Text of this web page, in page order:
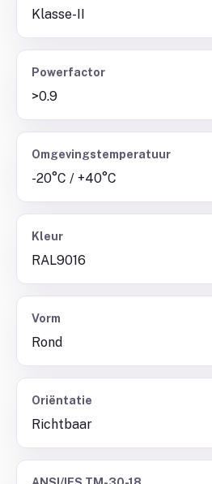
Klasse-II
Powerfactor
>0.9
Omgevingstemperatuur
-20°C / +40°C
Kleur
RAL9016
Vorm
Rond
Oriëntatie
Richtbaar